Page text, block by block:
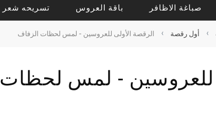
صباغة الاظافر باقة العروس تسريحه شعر
› أول رقصة › الرقصة الأولى للعروسين - لمس لحظات الزفاف
للعروسين - لمس لحظات